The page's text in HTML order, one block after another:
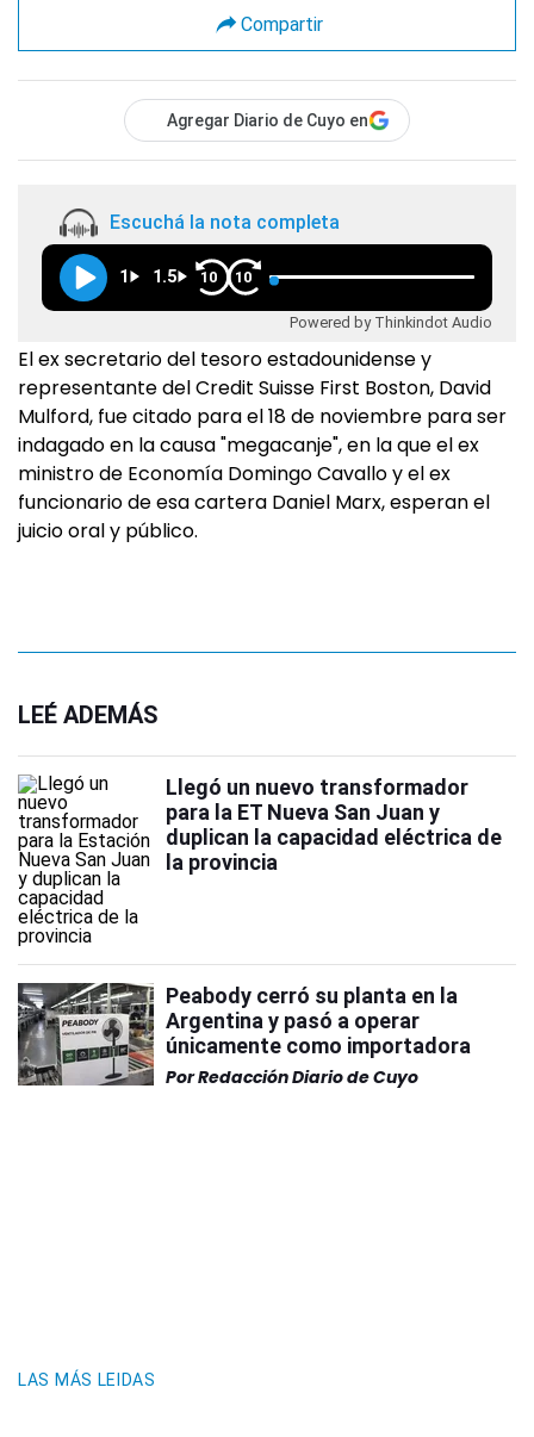
Compartir
Agregar Diario de Cuyo en
Escuchá la nota completa
1 1.5 10 10
Powered by Thinkindot Audio
El ex secretario del tesoro estadounidense y
representante del Credit Suisse First Boston, David
Mulford, fue citado para el 18 de noviembre para ser
indagado en la causa "megacanje", en la que el ex
ministro de Economía Domingo Cavallo y el ex
funcionario de esa cartera Daniel Marx, esperan el
juicio oral y público.
LEÉ ADEMÁS
Llegó un nuevo transformador
para la ET Nueva San Juan y
duplican la capacidad eléctrica de
la provincia
Peabody cerró su planta en la
Argentina y pasó a operar
únicamente como importadora
PorRedacción Diario de Cuyo
LAS MÁS LEIDAS